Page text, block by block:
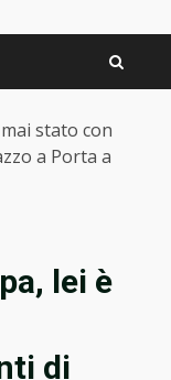
stato con
a Porta a
lei è
di